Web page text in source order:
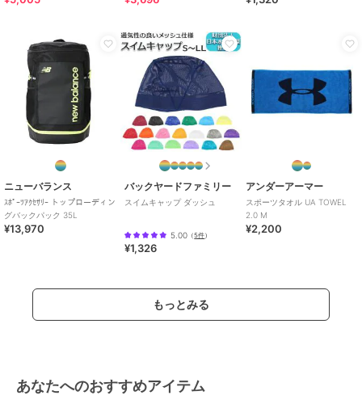
ニューバランス
ｽﾎﾟｰﾂｱｸｾｻﾘｰ トップローディン
グバックパック 35L
¥13,970
バックヤードファミリー
スイムキャップ ダッシュ
5.00 （5件）
¥1,326
アンダーアーマー
スポーツタオル UA TOWEL
2.0 M
¥2,200
もっとみる
あなたへのおすすめアイテム